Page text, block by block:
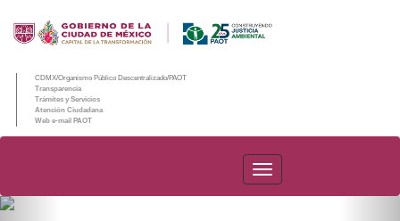
CDMX/Organismo Público Descentralizado/PAOT
Transparencia
Trámites y Servicios
Atención Ciudadana
Web e-mail PAOT
PAOT